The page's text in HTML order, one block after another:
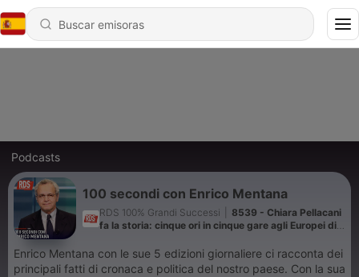
Podcasts
100 secondi con Enrico Mentana
RDS 100% Grandi Successi
8539 - Chiara Pellacani
fa la storia: cinque ori in cinque gare agli Europei di
Enrico Mentana con le sue 5 edizioni giornaliere ci racconta dei
principali fatti di cronaca e politica del nostro paese. Con la sua